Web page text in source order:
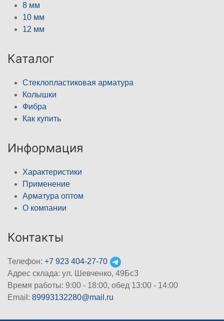
8 мм
10 мм
12 мм
Каталог
Стеклопластиковая арматура
Колышки
Фибра
Как купить
Информация
Характеристики
Применение
Арматура оптом
О компании
Контакты
Телефон: +7 923 404-27-70
Адрес склада: ул. Шевченко, 49Бс3
Время работы: 9:00 - 18:00, обед 13:00 - 14:00
Email: 89993132280@mail.ru